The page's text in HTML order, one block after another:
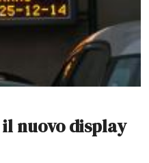
nuovo display